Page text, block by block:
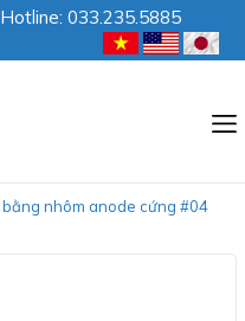
033.235.5885
bằng nhôm anode cứng #04